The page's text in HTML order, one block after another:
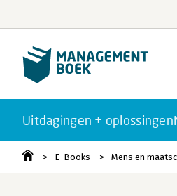
Uitdagingen + oplossingen
E-Books Mens en